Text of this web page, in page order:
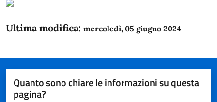
Ultima modifica: mercoledì, 05 giugno 2024
Quanto sono chiare le informazioni su questa
pagina?